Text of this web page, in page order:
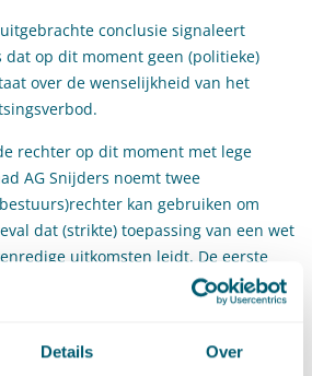
Details Over
conclusie signaleert
dat op dit moment geen (politieke)
over de wenselijkheid van het
rechter op dit moment met lege
AG Snijders noemt twee
kan gebruiken om
dat (strikte) toepassing van een wet
uitkomsten leidt. De eerste
dit kan doen is door een wet
te leggen. Beginselconforme uitleg van
is met algemene rechtsbeginselen.